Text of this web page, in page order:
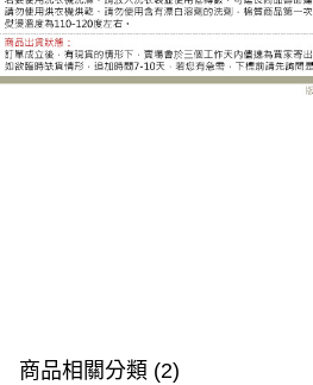
商品相關分類 (2)